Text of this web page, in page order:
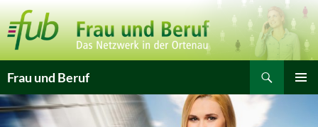
Zum
Inhalt
springen
Frau und Beruf